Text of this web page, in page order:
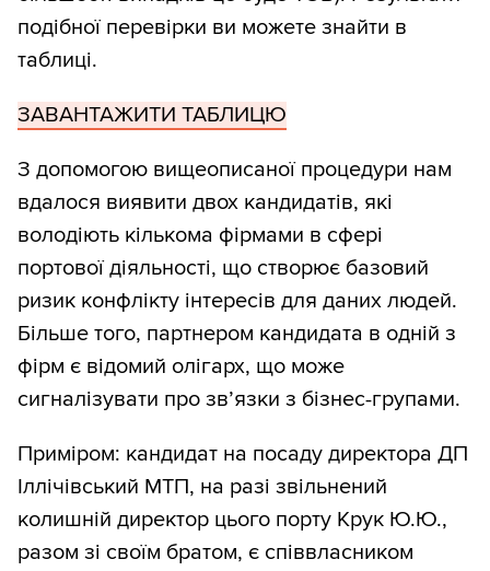
подібної перевірки ви можете знайти в
таблиці.
ЗАВАНТАЖИТИ ТАБЛИЦЮ
З допомогою вищеописаної процедури нам
вдалося виявити двох кандидатів, які
володіють кількома фірмами в сфері
портової діяльності, що створює базовий
ризик конфлікту інтересів для даних людей.
Більше того, партнером кандидата в одній з
фірм є відомий олігарх, що може
сигналізувати про зв’язки з бізнес-групами.
Приміром: кандидат на посаду директора ДП
Іллічівський МТП, на разі звільнений
колишній директор цього порту Крук Ю.Ю.,
разом зі своїм братом, є співвласником